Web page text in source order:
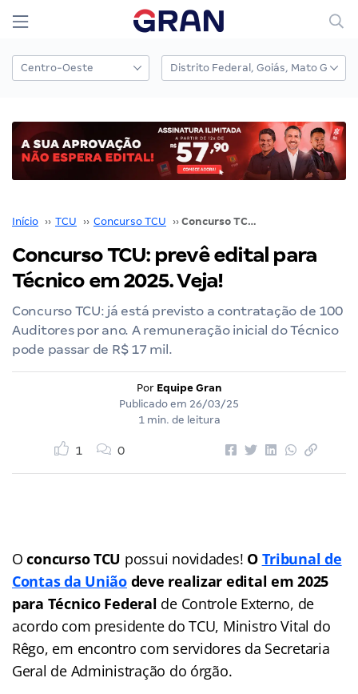
Início ›› TCU ›› Concurso TCU ›› Concurso TCU: prevê edital para Técnico em 2025. Veja!
Concurso TCU: prevê edital para
Técnico em 2025. Veja!
Concurso TCU: já está previsto a contratação de 100
Auditores por ano. A remuneração inicial do Técnico
pode passar de R$ 17 mil.
Por Equipe Gran
Publicado em 26/03/25
1 min. de leitura
1 0
Oconcurso TCU possui novidades! O Tribunal de
Contas da Uniãodeve realizar edital em 2025
para Técnico Federal de Controle Externo, de
acordo com presidente do TCU, Ministro Vital do
Rêgo, em encontro com servidores da Secretaria
Geral de Administração do órgão.